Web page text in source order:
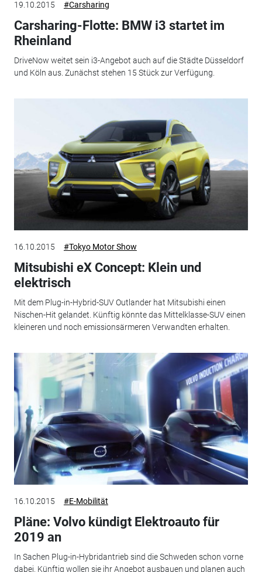
19.10.2015 #Carsharing
Carsharing-Flotte: BMW i3 startet im
Rheinland
DriveNow weitet sein i3-Angebot auch auf die Städte Düsseldorf
und Köln aus. Zunächst stehen 15 Stück zur Verfügung.
16.10.2015 #Tokyo Motor Show
Mitsubishi eX Concept: Klein und
elektrisch
Mit dem Plug-in-Hybrid-SUV Outlander hat Mitsubishi einen
Nischen-Hit gelandet. Künftig könnte das Mittelklasse-SUV einen
kleineren und noch emissionsärmeren Verwandten erhalten.
16.10.2015 #E-Mobilität
Pläne: Volvo kündigt Elektroauto für
2019 an
In Sachen Plug-in-Hybridantrieb sind die Schweden schon vorne
dabei. Künftig wollen sie ihr Angebot ausbauen und planen auch